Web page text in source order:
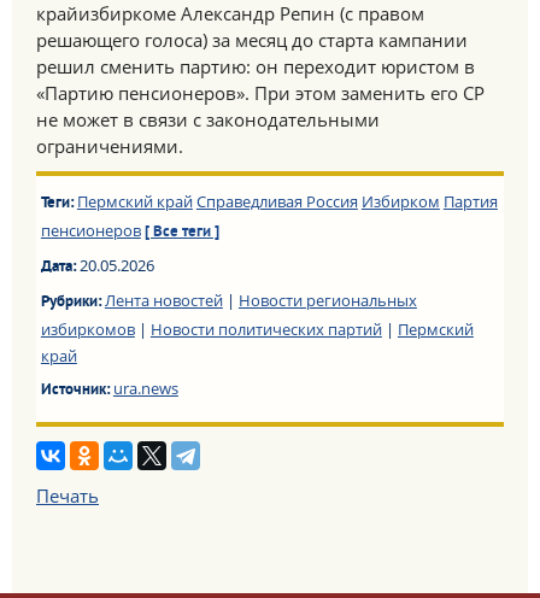
крайизбиркоме Александр Репин (с правом
решающего голоса) за месяц до старта кампании
решил сменить партию: он переходит юристом в
«Партию пенсионеров». При этом заменить его СР
не может в связи с законодательными
ограничениями.
Теги: Пермский крайСправедливая Россия Избирком Партия
пенсионеров [ Все теги ]
Дата:20.05.2026
Рубрики:Лента новостей| Новости региональных
избиркомов| Новости политических партий| Пермский
край
Источник:ura.news
Печать